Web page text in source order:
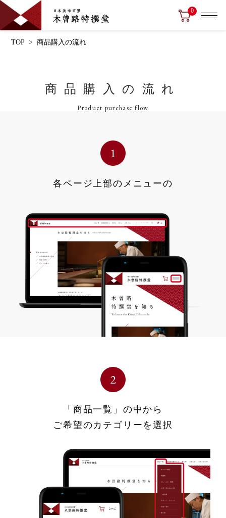
0
TOP > 商品購入の流れ
商品購入の流れ
Product purchase flow
各ページ上部のメニューの
「商品一覧」の中から
ご希望のカテゴリーを選択